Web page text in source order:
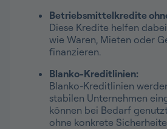
Betriebsmittelkredite
Diese Kredite helfen
wie Waren, Mieten oder
finanzieren.
Blanko-Kreditlinien:
Blanko-Kreditlinien
stabilen Unternehmen
können bei Bedarf
ohne konkrete